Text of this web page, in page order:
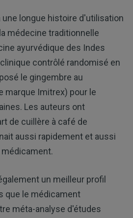
une longue histoire d'utilisation
médecine traditionnelle
ayurvédique des Indes
contrôlé randomisé en
le gingembre au
marque Imitrex) pour le
Les auteurs ont
de cuillère à café de
aussi rapidement et aussi
un meilleur profil
que le médicament
méta-analyse d'études